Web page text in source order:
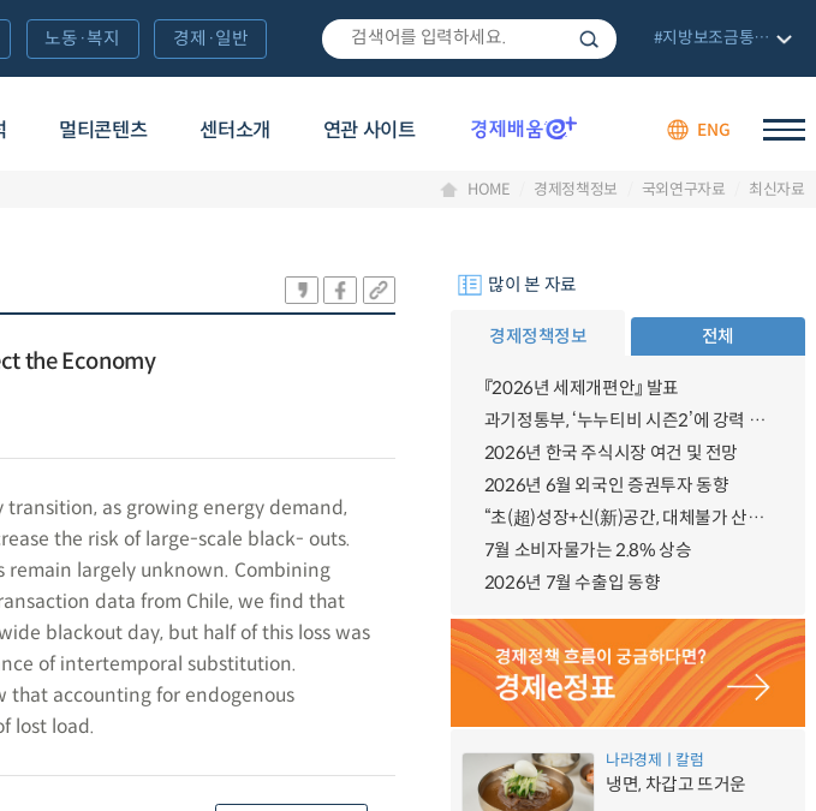
멀티콘텐츠 센터소개 연관 사이트 ENG
노동·복지 경제·일반 #지방보조금통합관리망
HOME 경제정책정보 국외연구자료 최신자료
the Economy
as growing energy demand,
the risk of large-scale black- outs.
remain largely unknown. Combining
data from Chile, we find that
blackout day, but half of this loss was
of intertemporal substitution.
that accounting for endogenous
lost load.
많이 본 자료
경제정책정보 전체
『2026년 세제개편안』 발표
과기정통부, ‘누누티비 시즌2’에 강력 대응 의지 밝혀
2026년 한국 주식시장 여건 및 전망
2026년 6월 외국인 증권투자 동향
“초(超)성장+신(新)공간, 대체불가 산업강국”
7월 소비자물가는 2.8% 상승
2026년 7월 수출입 동향
나라경제ㅣ칼럼
냉면, 차갑고 뜨거운